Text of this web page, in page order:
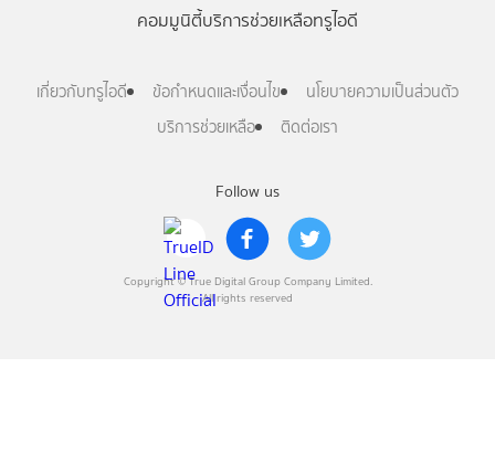
Follow us
Copyright © True Digital Group Company Limited.
All rights reserved
คอมมูนิตี้บริการช่วยเหลือทรูไอดี
เกี่ยวกับทรูไอดี ข้อกำหนดและเงื่อนไข
นโยบายความเป็นส่วนตัว
บริการช่วยเหลือ
ติดต่อเรา